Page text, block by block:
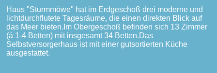
Haus "Sturmmöwe" hat im Erdgeschoß drei moderne und
lichtdurchflutete Tagesräume, die einen direkten Blick auf
das Meer bieten.Im Obergeschoß befinden sich 13 Zimmer
(á 1-4 Betten) mit insgesamt 34 Betten.Das
Selbstversorgerhaus ist mit einer gutsortierten Küche
ausgestattet.